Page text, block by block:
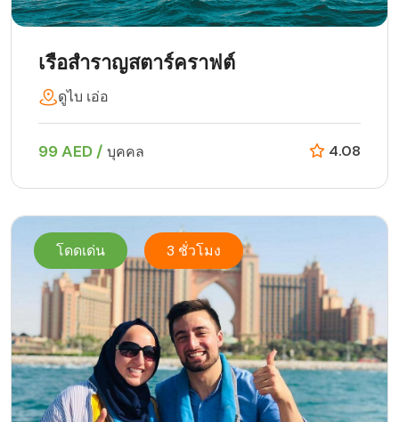
เรือสำราญสตาร์คราฟต์
ดูไบ เอ่อ
99 AED / บุคคล 4.08
โดดเด่น 3 ชั่วโมง